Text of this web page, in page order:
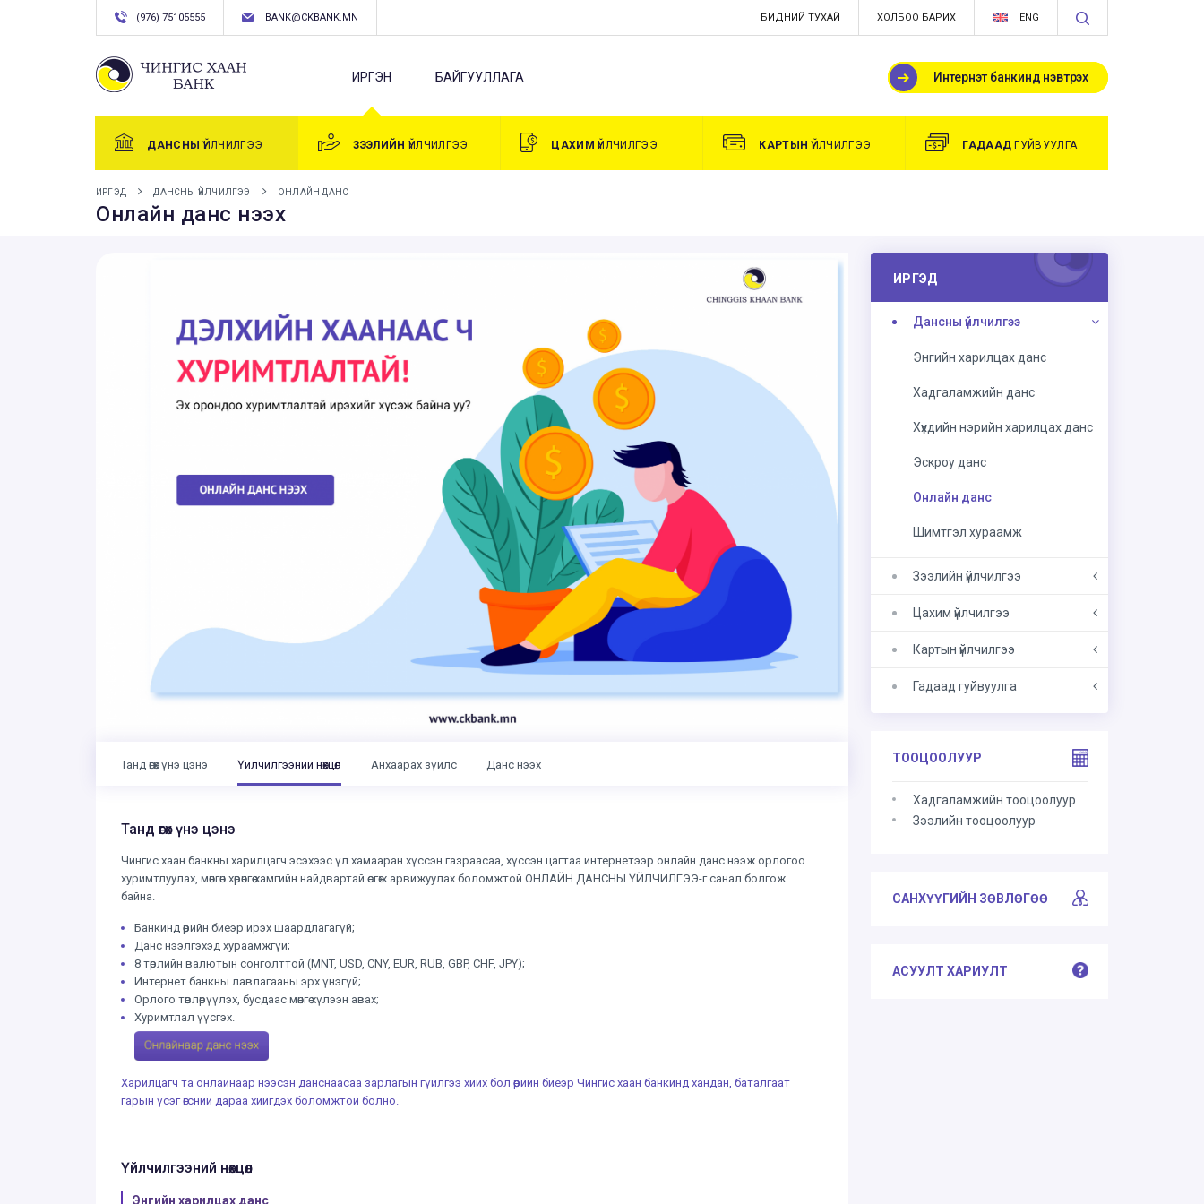
БИДНИЙ ТУХАЙ ХОЛБОО БАРИХ ENG
(976) 75105555 BANK@CKBANK.MN
ИРГЭН БАЙГУУЛЛАГА Интернэт банкинд нэвтрэх
ДАНСНЫ ҮЙЛЧИЛГЭЭ ЗЭЭЛИЙН ҮЙЛЧИЛГЭЭ ЦАХИМ ҮЙЛЧИЛГЭЭ КАРТЫН ҮЙЛЧИЛГЭЭ ГАДААД ГУЙВУУЛГА
ИРГЭД ДАНСНЫ ҮЙЛЧИЛГЭЭ ОНЛАЙН ДАНС
Онлайн данс нээх
Танд өгөх үнэ цэнэ Үйлчилгээний нөхцөл Анхаарах зүйлс Данс нээх
Танд өгөх үнэ цэнэ
Чингис хаан банкны харилцагч эсэхээс үл хамааран хүссэн газраасаа, хүссэн цагтаа интернетээр онлайн данс нээж орлогоо
хуримтлуулах, мөнгөн хөрөнгөө хамгийн найдвартай өсгөж арвижуулах боломжтой ОНЛАЙН ДАНСНЫ ҮЙЛЧИЛГЭЭ-г санал болгож
байна.
Банкинд өөрийн биеэр ирэх шаардлагагүй;
Данс нээлгэхэд хураамжгүй;
8 төрлийн валютын сонголттой (MNT, USD, CNY, EUR, RUB, GBP, CHF, JPY);
Интернет банкны лавлагааны эрх үнэгүй;
Орлого төвлөрүүлэх, бусдаас мөнгө хүлээн авах;
Хуримтлал үүсгэх.
Харилцагч та онлайнаар нээсэн данснаасаа зарлагын гүйлгээ хийх бол өөрийн биеэр Чингис хаан банкинд хандан, баталгаат
гарын үсэг өгсний дараа хийгдэх боломжтой болно.
Үйлчилгээний нөхцөл
Энгийн харилцах данс
ИРГЭД
Дансны үйлчилгээ
Энгийн харилцах данс
Хадгаламжийн данс
Хүүхдийн нэрийн харилцах данс
Эскроу данс
Онлайн данс
Шимтгэл хураамж
Зээлийн үйлчилгээ
Цахим үйлчилгээ
Картын үйлчилгээ
Гадаад гуйвуулга
ТООЦООЛУУР
Хадгаламжийн тооцоолуур
Зээлийн тооцоолуур
САНХҮҮГИЙН ЗӨВЛӨГӨӨ
АСУУЛТ ХАРИУЛТ